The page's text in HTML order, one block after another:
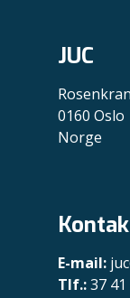
JUC
0160 Oslo
Norge
E-mail:
Tlf.:37 41